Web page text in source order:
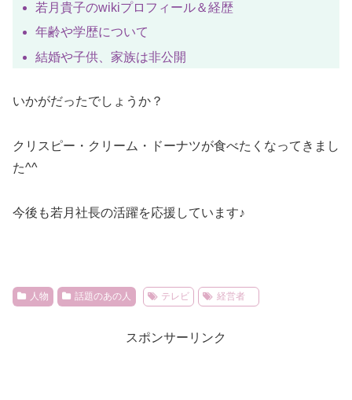
若月貴子のwikiプロフィール＆経歴
年齢や学歴について
結婚や子供、家族は非公開
いかがだったでしょうか？
クリスピー・クリーム・ドーナツが食べたくなってきまし
た^^
今後も若月社長の活躍を応援しています♪
人物 話題のあの人 テレビ 経営者
スポンサーリンク